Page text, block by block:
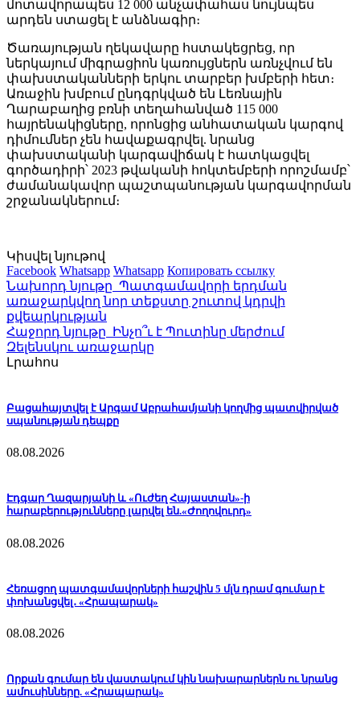
մոտավորապես 12 000 անչափահաս նույնպես
արդեն ստացել է անձնագիր։
Ծառայության ղեկավարը հստակեցրեց, որ
ներկայում միգրացիոն կառույցներն առնչվում են
փախստականների երկու տարբեր խմբերի հետ։
Առաջին խմբում ընդգրկված են Լեռնային
Ղարաբաղից բռնի տեղահանված 115 000
հայրենակիցները, որոնցից անհատական կարգով
դիմումներ չեն հավաքագրվել. նրանց
փախստականի կարգավիճակ է հատկացվել
գործադիրի՝ 2023 թվականի հոկտեմբերի որոշմամբ՝
ժամանակավոր պաշտպանության կարգավորման
շրջանակներում։
Կիսվել նյութով
Facebook Whatsapp Whatsapp Копировать ссылку
Նախորդ նյութը Պատգամավորի երդման
առաջարկվող նոր տեքստը շուտով կդրվի
քվեարկության
Հաջորդ նյութը Ինչո՞ւ է Պուտինը մերժում
Զելենսկու առաջարկը
Լրահոս
Բացահայտվել է Արգամ Աբրահամյանի կողմից պատվիրված
սպանության դեպքը
08.08.2026
Էդգար Ղազարյանի և «Ուժեղ Հայաստան»-ի
հարաբերությունները լարվել են.«Ժողովուրդ»
08.08.2026
Հեռացող պատգամավորների հաշվին 5 մլն դրամ գումար է
փոխանցվել․ «Հրապարակ»
08.08.2026
Որքան գումար են վաստակում կին նախարարներն ու նրանց
ամուսինները. «Հրապարակ»